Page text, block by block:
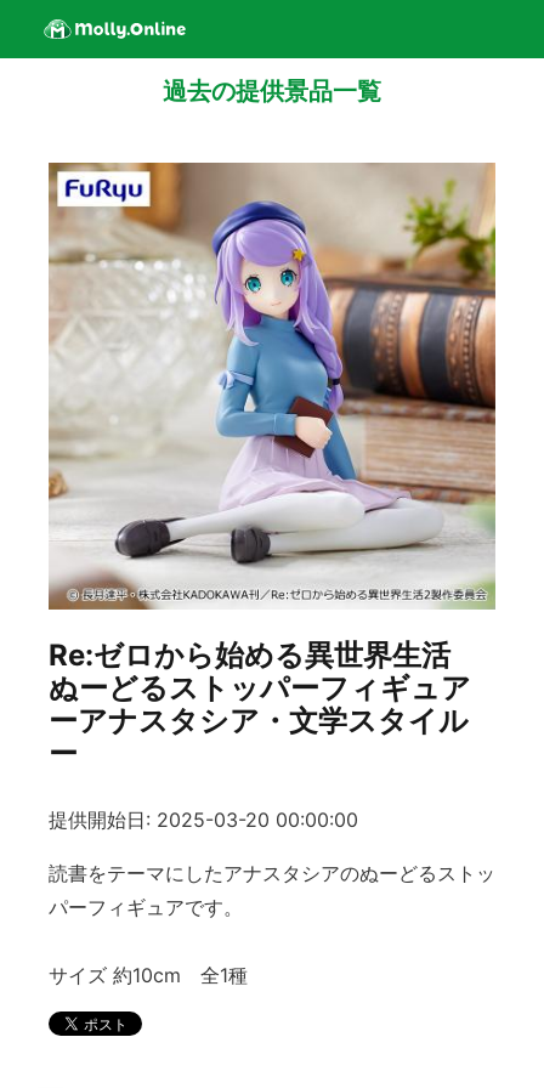
過去の提供景品一覧
Re:ゼロから始める異世界生活
ぬーどるストッパーフィギュア
ーアナスタシア・文学スタイル
ー
提供開始日: 2025-03-20 00:00:00
読書をテーマにしたアナスタシアのぬーどるストッ
パーフィギュアです。
サイズ 約10cm 全1種